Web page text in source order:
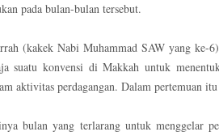
pada bulan-bulan tersebut.
(kakek Nabi Muhammad SAW yang ke-
suatu konvensi di Makkah untuk
aktivitas perdagangan. Dalam pertemuan
bulan yang terlarang untuk menggelar